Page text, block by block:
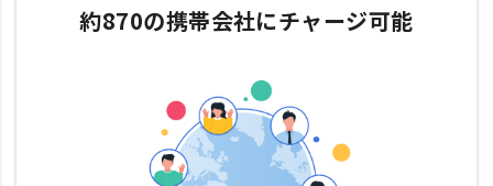
約870の携帯会社にチャージ可能